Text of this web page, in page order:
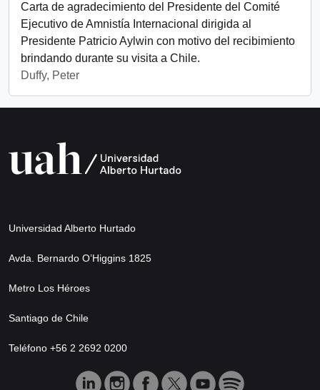
Carta de agradecimiento del Presidente del Comité
Ejecutivo de Amnistía Internacional dirigida al
Presidente Patricio Aylwin con motivo del recibimiento
brindando durante su visita a Chile.
Duffy, Peter
Universidad Alberto Hurtado
Avda. Bernardo O’Higgins 1825
Metro Los Héroes
Santiago de Chile
Teléfono +56 2 2692 0200